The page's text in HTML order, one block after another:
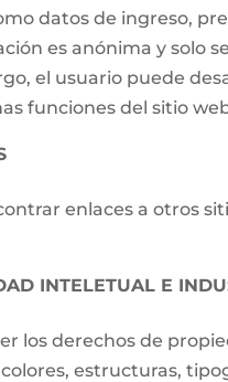
datos de ingreso,
es anónima y solo
el usuario puede
funciones del sitio
enlaces a otros
INTELETUAL E
los derechos de
estructuras,